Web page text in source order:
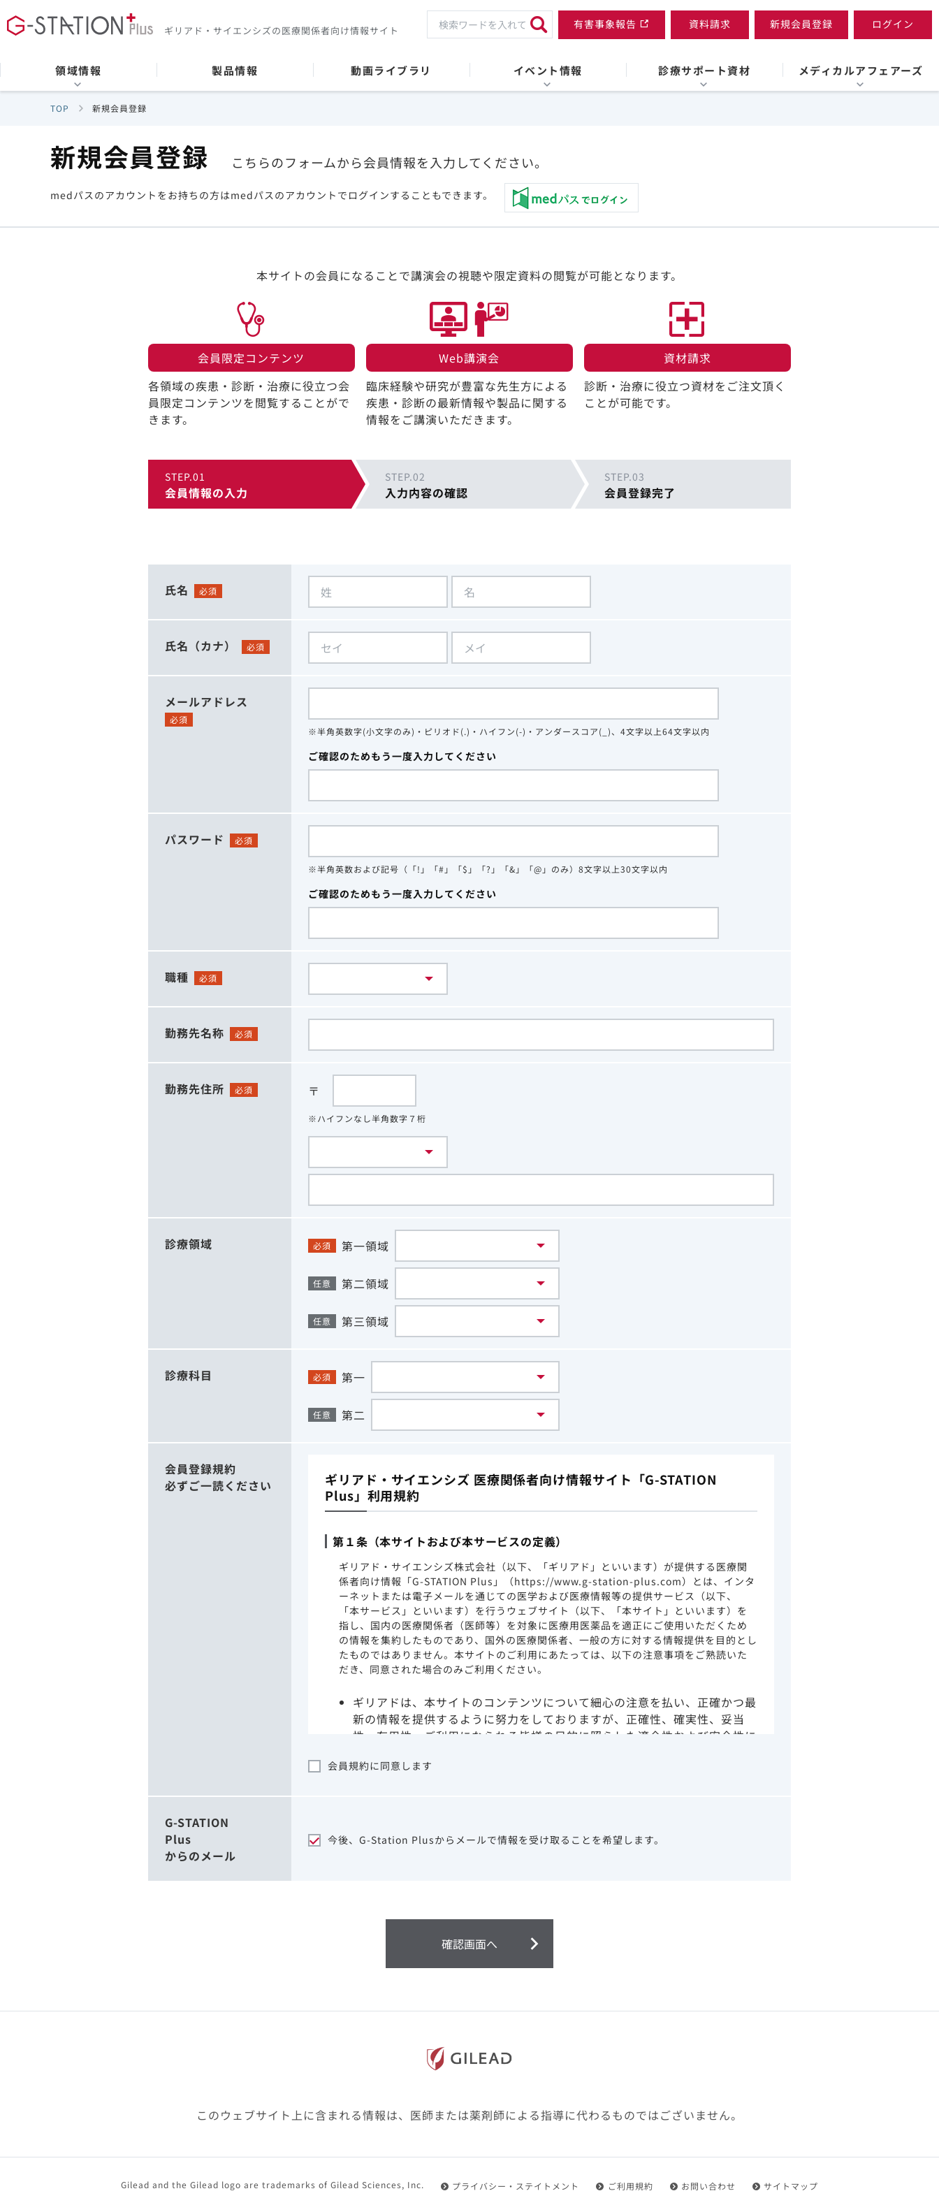
ギリアド・サイエンシズの医療関係者向け情報サイト 有害事象報告 資料請求 新規会員登録 ログイン
領域情報 製品情報 動画ライブラリ イベント情報 診療サポート資材 メディカルアフェアーズ
TOP 新規会員登録
新規会員登録 こちらのフォームから会員情報を入力してください。
medパスのアカウントをお持ちの方はmedパスのアカウントでログインすることもできます。
本サイトの会員になることで講演会の視聴や限定資料の閲覧が可能となります。
会員限定コンテンツ​
各領域の疾患・診断・治療に役立つ会
員限定コンテンツを閲覧することがで
きます。​
Web講演会​
臨床経験や研究が豊富な先生方による
疾患・診断の最新情報や製品に関する
情報をご講演いただきます。
資材請求​
診断・治療に役立つ資材をご注文頂く
ことが可能です。
STEP.01
会員情報の入力
STEP.02
入力内容の確認
STEP.03
会員登録完了
氏名 必須
氏名（カナ） 必須
メールアドレス
必須
※半角英数字(小文字のみ)・ピリオド(.)・ハイフン(-)・アンダースコア(_)、4文字以上64文字以内
ご確認のためもう一度入力してください
パスワード 必須
※半角英数および記号（「!」「#」「$」「?」「&」「@」のみ）8文字以上30文字以内
ご確認のためもう一度入力してください
職種 必須
勤務先名称 必須
勤務先住所 必須 〒
※ハイフンなし半角数字７桁
診療領域 必須 第一領域
任意 第二領域
任意 第三領域
診療科目 必須 第一
任意 第二
会員登録規約
必ずご一読ください
ギリアド・サイエンシズ 医療関係者向け情報サイト「G-STATION
Plus」利用規約
第１条（本サイトおよび本サービスの定義）
ギリアド・サイエンシズ株式会社（以下、「ギリアド」といいます）が提供する医療関
係者向け情報「G-STATION Plus」（https://www.g-station-plus.com）とは、インタ
ーネットまたは電子メールを通じての医学および医療情報等の提供サービス（以下、
「本サービス」といいます）を行うウェブサイト（以下、「本サイト」といいます）を
指し、国内の医療関係者（医師等）を対象に医療用医薬品を適正にご使用いただくため
の情報を集約したものであり、国外の医療関係者、一般の方に対する情報提供を目的とし
たものではありません。本サイトのご利用にあたっては、以下の注意事項をご熟読いた
だき、同意された場合のみご利用ください。
ギリアドは、本サイトのコンテンツについて細心の注意を払い、正確かつ最
新の情報を提供するように努力をしておりますが、正確性、確実性、妥当
性、有用性、ご利用になられる皆様の目的に照らした適合性および安全性に
サイトを利用することまたは利用できなかったことより生じる損害について
本サイト内の情報は、医師その他医療関係者が行なうべきアドバイスやサー
第２条（会員）
1.会員とは、医療関係者の方で、本サービスの利用規約（以下、「本規約」といいます）
4.会員は、設置した機器がギリアドの示す利用環境に適合していない場合や自らの機器の
設定により本サービスの利用ができない場合があることを予め了承するものとします。ま
5.会員は、登録した会員情報に変更が生じた場合には、その都度速やかに本サイト内に設
会員規約に同意します
G-STATION
Plus
からのメール
今後、G-Station Plusからメールで情報を受け取ることを希望します。
確認画面へ
このウェブサイト上に含まれる情報は、医師または薬剤師による指導に代わるものではございません。
Gilead and the Gilead logo are trademarks of Gilead Sciences, Inc. プライバシー・ステイトメント ご利用規約 お問い合わせ サイトマップ